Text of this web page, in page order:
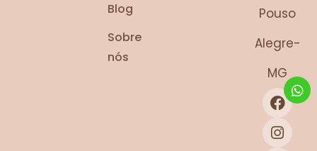
Blog
Sobre
nós
Pouso
Alegre-
MG